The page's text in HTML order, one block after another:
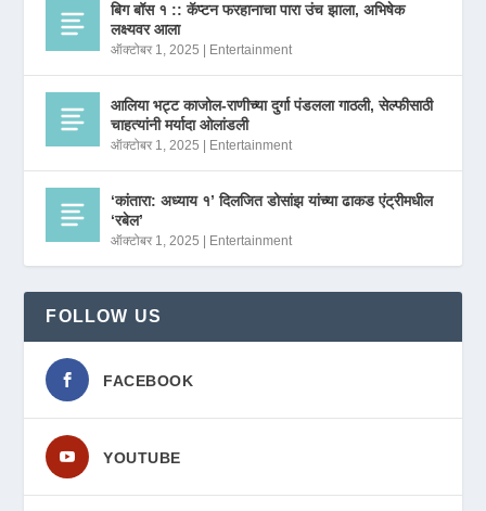
बिग बॉस १ :: कॅप्टन फरहानाचा पारा उंच झाला, अभिषेक
लक्ष्यवर आला
ऑक्टोबर 1, 2025 Entertainment
आलिया भट्ट काजोल-राणीच्या दुर्गा पंडलला गाठली, सेल्फीसाठी
चाहत्यांनी मर्यादा ओलांडली
ऑक्टोबर 1, 2025 Entertainment
‘कांतारा: अध्याय १’ दिलजित डोसांझ यांच्या ढाकड एंट्रीमधील
‘रबेल’
ऑक्टोबर 1, 2025 Entertainment
FOLLOW US
FACEBOOK
YOUTUBE